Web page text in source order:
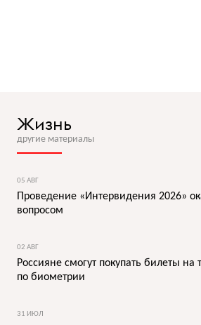
Жизнь
другие материалы
05 АВГ
Проведение «Интервидения 2026»
вопросом
02 АВГ
Россияне смогут покупать билеты на
по биометрии
31 ИЮЛ